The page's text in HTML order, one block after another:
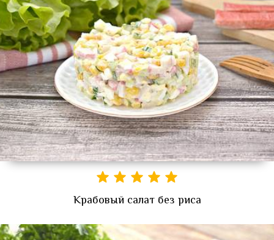
Крабовый салат без риса